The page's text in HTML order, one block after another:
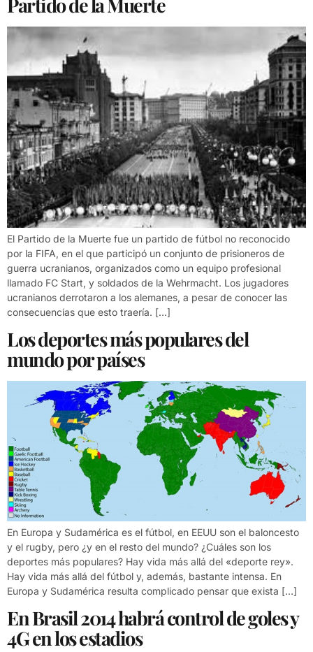
Partido de la Muerte
El Partido de la Muerte fue un partido de fútbol no reconocido
por la FIFA, en el que participó un conjunto de prisioneros de
guerra ucranianos, organizados como un equipo profesional
llamado FC Start, y soldados de la Wehrmacht. Los jugadores
ucranianos derrotaron a los alemanes, a pesar de conocer las
consecuencias que esto traería. […]
Los deportes más populares del
mundo por países
En Europa y Sudamérica es el fútbol, en EEUU son el baloncesto
y el rugby, pero ¿y en el resto del mundo? ¿Cuáles son los
deportes más populares? Hay vida más allá del «deporte rey».
Hay vida más allá del fútbol y, además, bastante intensa. En
Europa y Sudamérica resulta complicado pensar que exista […]
En Brasil 2014 habrá control de goles y
4G en los estadios